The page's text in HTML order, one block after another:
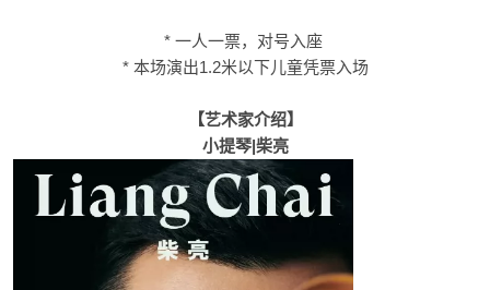
* 一人一票，对号入座
* 本场演出1.2米以下儿童凭票入场
【艺术家介绍】
小提琴|柴亮